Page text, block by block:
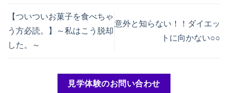
【ついついお菓子を食べちゃ
う方必読。】～私はこう脱却
した。～
意外と知らない！！ダイエッ
トに向かない○○
見学体験のお問い合わせ